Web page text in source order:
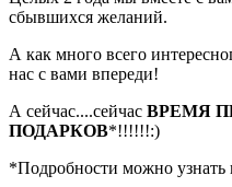
сбывшихся желаний.
А как много всего
нас с вами впереди!
А сейчас....сейчас ВРЕМЯ
ПОДАРКОВ*!!!!!!:)
*Подробности можно узнать